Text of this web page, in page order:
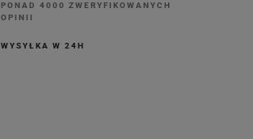
PONAD 4000 ZWERYFIKOWANYCH
OPINII
WYSYŁKA W 24H